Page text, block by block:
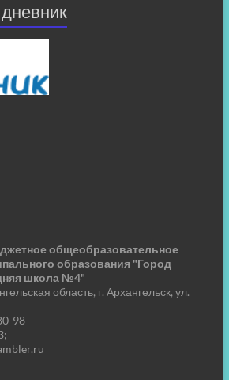
общеобразовательное
образования "Город
школа №4"
область, г. Архангельск, ул.
98